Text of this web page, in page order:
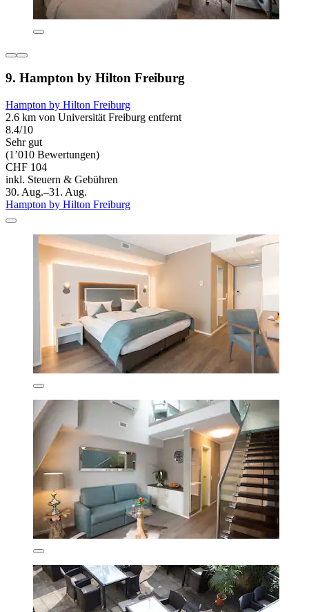
9. Hampton by Hilton Freiburg
Hampton by Hilton Freiburg
2.6 km von Universität Freiburg entfernt
8.4/10
Sehr gut
(1’010 Bewertungen)
CHF 104
inkl. Steuern & Gebühren
30. Aug.–31. Aug.
Hampton by Hilton Freiburg